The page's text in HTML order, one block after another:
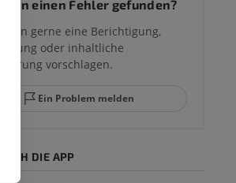
einen Fehler gefunden?
gerne eine Berichtigung,
oder inhaltliche
vorschlagen.
Ein Problem melden
SICH DIE APP